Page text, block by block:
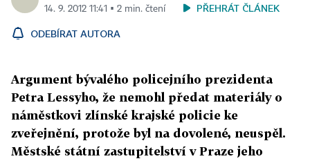
14. 9. 2012 11:41 ▪ 2 min. čtení PŘEHRÁT ČLÁNEK
ODEBÍRAT AUTORA
Argument bývalého policejního prezidenta
Petra Lessyho, že nemohl předat materiály o
náměstkovi zlínské krajské policie ke
zveřejnění, protože byl na dovolené, neuspěl.
Městské státní zastupitelství v Praze jeho